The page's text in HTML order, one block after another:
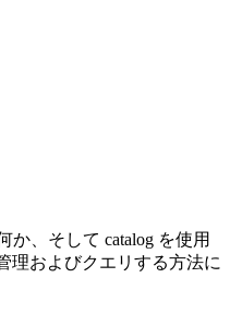
か、そして catalog を使用
理およびクエリする方法に